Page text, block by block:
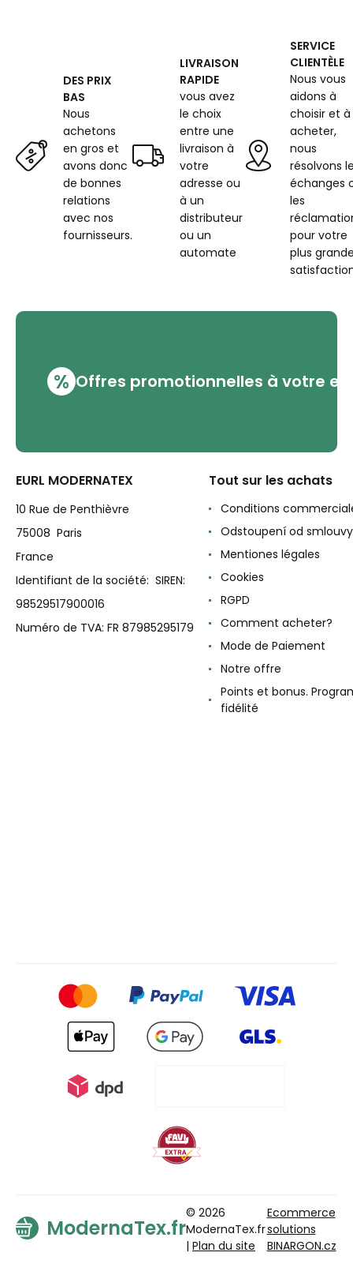
DES PRIX
BAS
Nous
achetons
en gros et
avons donc
de bonnes
relations
avec nos
fournisseurs.
LIVRAISON
RAPIDE
vous avez
le choix
entre une
livraison à
votre
adresse ou
à un
distributeur
ou un
automate
SERVICE
CLIENTÈLE
Nous vous
aidons à
choisir et à
acheter,
nous
résolvons
échanges
les
pour votre
plus
% Offres promotionnelles à votre
EURL MODERNATEX
10 Rue de Penthièvre
75008 Paris
France
Identifiant de la société: SIREN:
98529517900016
Numéro de TVA: FR 87985295179
Tout sur les achats
Conditions
Odstoupení od smlouvy
Mentiones légales
Cookies
RGPD
Comment acheter?
Mode de Paiement
Notre offre
Points et bonus.
fidélité
ModernaTex.fr
© 2026
ModernaTex.fr
| Plan du site
Ecommerce
solutions
BINARGON.cz